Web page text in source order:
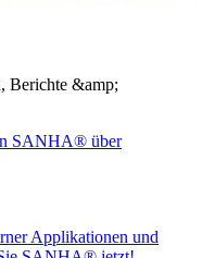
Berichte &amp;